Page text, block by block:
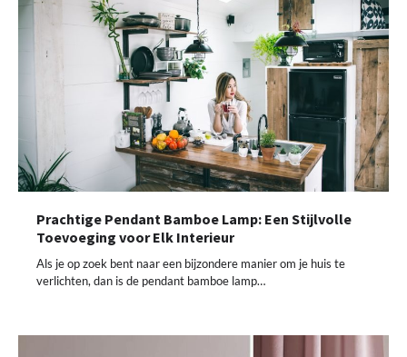
Prachtige Pendant Bamboe Lamp: Een Stijlvolle
Toevoeging voor Elk Interieur
Als je op zoek bent naar een bijzondere manier om je huis te
verlichten, dan is de pendant bamboe lamp…